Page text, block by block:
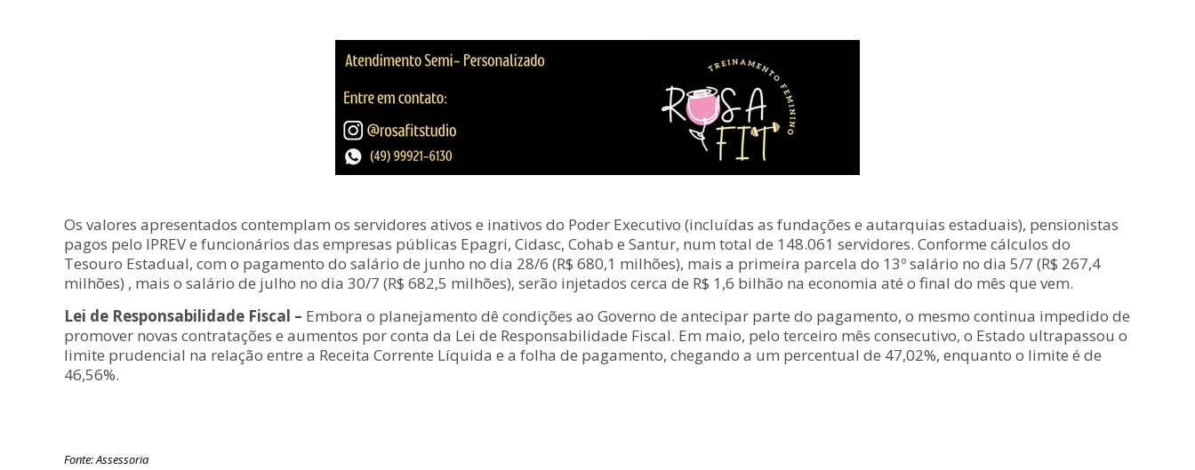
Os valores apresentados contemplam os servidores ativos e inativos do Poder Executivo (incluídas as fundações e autarquias estaduais), pensionistas
pagos pelo IPREV e funcionários das empresas públicas Epagri, Cidasc, Cohab e Santur, num total de 148.061 servidores. Conforme cálculos do
Tesouro Estadual, com o pagamento do salário de junho no dia 28/6 (R$ 680,1 milhões), mais a primeira parcela do 13º salário no dia 5/7 (R$ 267,4
milhões) , mais o salário de julho no dia 30/7 (R$ 682,5 milhões), serão injetados cerca de R$ 1,6 bilhão na economia até o final do mês que vem.
Lei de Responsabilidade Fiscal – Embora o planejamento dê condições ao Governo de antecipar parte do pagamento, o mesmo continua impedido de
promover novas contratações e aumentos por conta da Lei de Responsabilidade Fiscal. Em maio, pelo terceiro mês consecutivo, o Estado ultrapassou o
limite prudencial na relação entre a Receita Corrente Líquida e a folha de pagamento, chegando a um percentual de 47,02%, enquanto o limite é de
46,56%.
Fonte: Assessoria